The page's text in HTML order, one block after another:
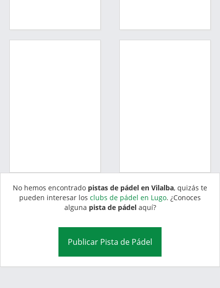
No hemos encontrado pistas de pádel en Vilalba, quizás te
pueden interesar los clubs de pádel en Lugo. ¿Conoces
alguna pista de pádelaquí?
Publicar Pista de Pádel